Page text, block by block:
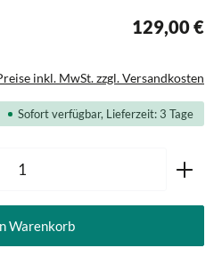
129,00 €
inkl. MwSt. zzgl. Versandkosten
Sofort verfügbar, Lieferzeit: 3 Tage
gewünschten Wert ein oder
Warenkorb